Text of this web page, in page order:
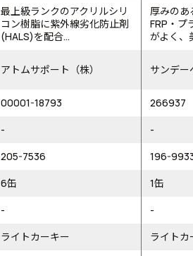
最上級ランクのアクリルシリ
コン樹脂に紫外線劣化防止剤
(HALS)を配合...
厚みのあ
FRP・プ
がよく、
アトムサポート（株） サンデー
00001-18793 266937
- -
205-7536 196-
6缶 1缶
- -
ライトカーキー ライトカ